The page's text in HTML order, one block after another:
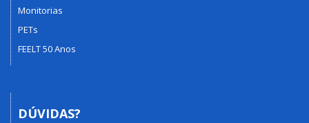
Monitorias
PETs
FEELT 50 Anos
DÚVIDAS?